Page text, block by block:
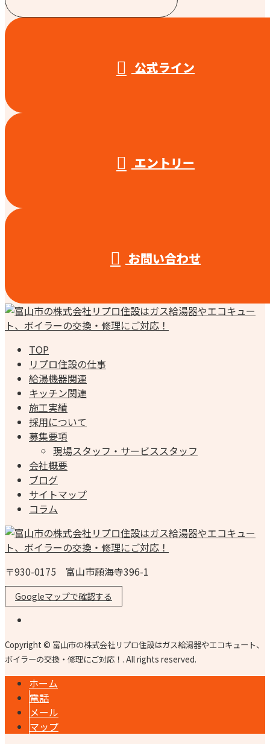
公式ライン
エントリー
お問い合わせ
TOP
リプロ住設の仕事
給湯機器関連
キッチン関連
施工実績
採用について
募集要項
現場スタッフ・サービススタッフ
会社概要
ブログ
サイトマップ
コラム
〒930-0175 富山市願海寺396-1
Googleマップで確認する
Copyright © 富山市の株式会社リプロ住設はガス給湯器やエコキュート、
ボイラーの交換・修理にご対応！. All rights reserved.
ホーム
電話
メール
マップ